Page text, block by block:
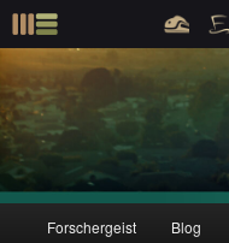
m
p
r
i
ä
Forschergeist
Der Interview-Podcast zu
Z
Z
Forschergeist Blog